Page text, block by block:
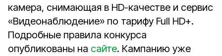
камера, снимающая в HD-качестве и сервис
«Видеонаблюдение» по тарифу Full HD+.
Подробные правила конкурса
опубликованы на сайте. Кампанию уже